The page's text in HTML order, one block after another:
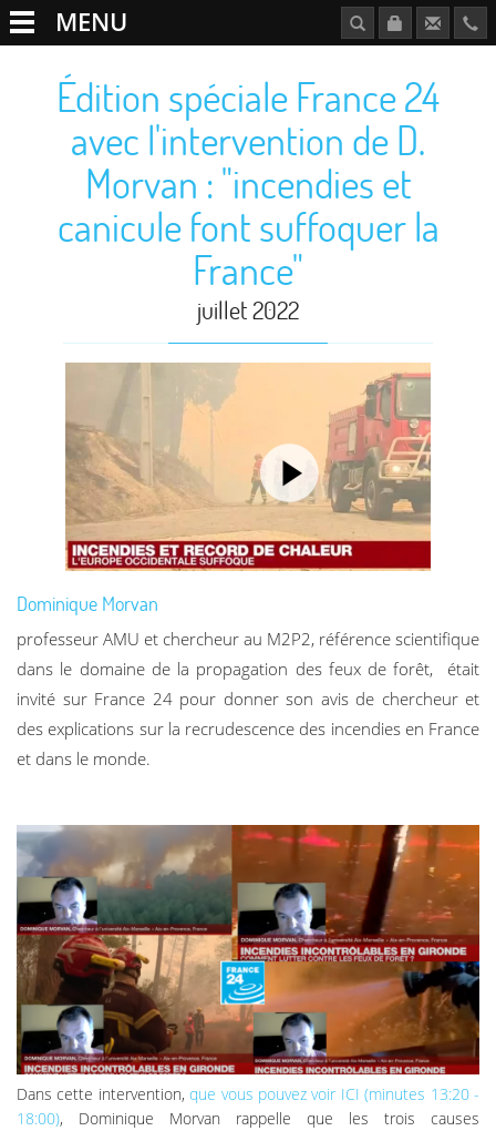
MENU
Édition spéciale France 24
avec l'intervention de D.
Morvan : "incendies et
canicule font suffoquer la
France"
juillet 2022
Dominique Morvan
professeur AMU et chercheur au M2P2, référence scientifique
dans le domaine de la propagation des feux de forêt, était
invité sur France 24 pour donner son avis de chercheur et
des explications sur la recrudescence des incendies en France
et dans le monde.
Dans cette intervention,que vous pouvez voir ICI (minutes 13:20 -
18:00), Dominique Morvan rappelle que les trois causes